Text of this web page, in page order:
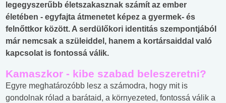
legegyszerűbb életszakasznak számít az ember
életében - egyfajta átmenetet képez a gyermek- és
felnőttkor között. A serdülőkori identitás szempontjából
már nemcsak a szüleiddel, hanem a kortársaiddal való
kapcsolat is fontossá válik.
Kamaszkor - kibe szabad beleszeretni?
Egyre meghatározóbb lesz a számodra, hogy mit is
gondolnak rólad a barátaid, a környezeted, fontossá válik a